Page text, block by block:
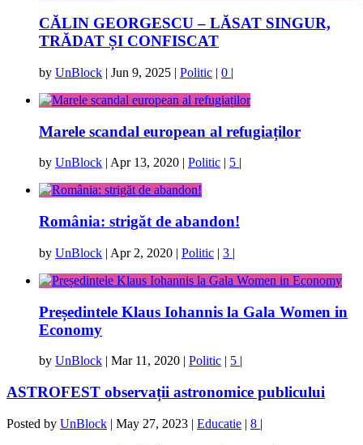
CĂLIN GEORGESCU – LĂSAT SINGUR,
TRĂDAT ȘI CONFISCAT
by UnBlock | Jun 9, 2025 | Politic | 0 |
Marele scandal european al refugiaților
by UnBlock | Apr 13, 2020 | Politic | 5 |
România: strigăt de abandon!
by UnBlock | Apr 2, 2020 | Politic | 3 |
Președintele Klaus Iohannis la Gala Women in
Economy
by UnBlock | Mar 11, 2020 | Politic | 5 |
ASTROFEST observații astronomice publicului
Posted by UnBlock | May 27, 2023 | Educatie | 8 |